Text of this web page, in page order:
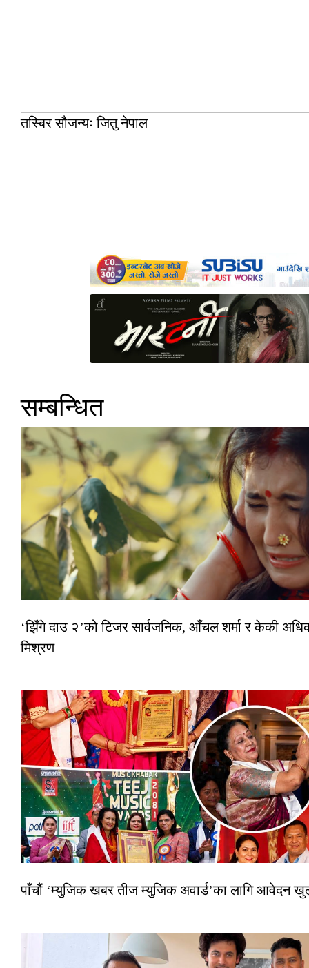
तस्बिर सौजन्यः जितु नेपाल
सम्बन्धित
‘झिँगे दाउ २’को टिजर सार्वजनिक, आँचल शर्मा र केकी
मिश्रण
पाँचौं ‘म्युजिक खबर तीज म्युजिक अवार्ड’का लागि आवेदन